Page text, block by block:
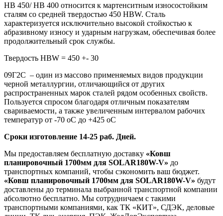
HB 450/ HB 400 относится к мартенситным износостойким
сталям со средней твердостью 450 HBW. Сталь
характеризуется исключительно высокой стойкостью к
абразивному износу и ударным нагрузкам, обеспечивая более
продолжительный срок службы.
Твердость HBW = 450 +- 30
09Г2С – один из массово применяемых видов продукции
черной металлургии, отличающийся от других
распространенных марок сталей рядом особенных свойств.
Пользуется спросом благодаря отличным показателям
свариваемости, а также увеличенным интервалом рабочих
температур от -70 оС до +425 оС
Сроки изготовление 14-25 раб. Дней.
Мы предоставляем бесплатную доставку «Ковш
планировочный 1700мм для SOLAR180W-V» до
транспортных компаний, чтобы сэкономить ваш бюджет.
«Ковш планировочный 1700мм для SOLAR180W-V» будут
доставлены до терминала выбранной транспортной компании
абсолютно бесплатно. Мы сотрудничаем с такими
транспортными компаниями, как ТК «КИТ», СДЭК, деловые